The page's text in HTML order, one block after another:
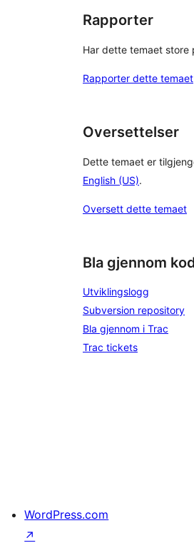
Rapporter
Har dette temaet store
Rapporter dette temaet
Oversettelser
Dette temaet er
English (US).
Oversett dette temaet
Bla gjennom
Utviklingslogg
Subversion repository
Bla gjennom i Trac
Trac tickets
WordPress.com
↗